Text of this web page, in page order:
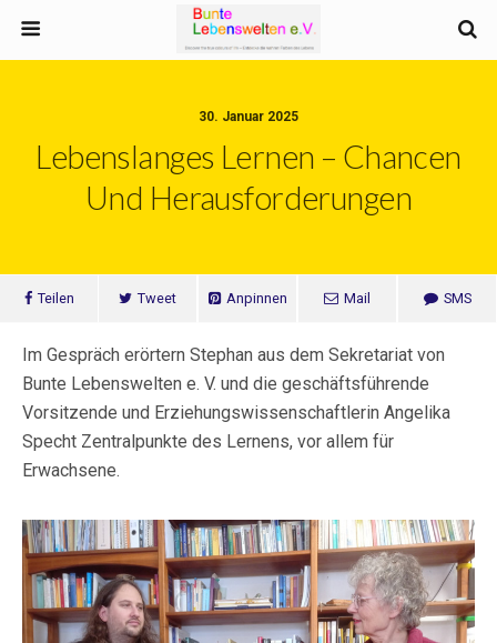
30. Januar 2025
Lebenslanges Lernen – Chancen
Und Herausforderungen
Teilen Tweet Anpinnen Mail SMS
Im Gespräch erörtern Stephan aus dem Sekretariat von
Bunte Lebenswelten e. V. und die geschäftsführende
Vorsitzende und Erziehungswissenschaftlerin Angelika
Specht Zentralpunkte des Lernens, vor allem für
Erwachsene.